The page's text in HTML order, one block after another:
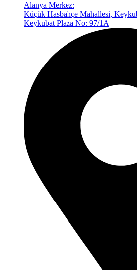
Alanya Merkez:
Küçük Hasbahçe Mahallesi,
Keykubat Plaza No: 97/1A